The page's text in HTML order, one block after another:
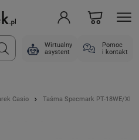
Wirtualny
asystent
Pomoc
i kontakt
Casio Taśma Specmark PT-18WE/